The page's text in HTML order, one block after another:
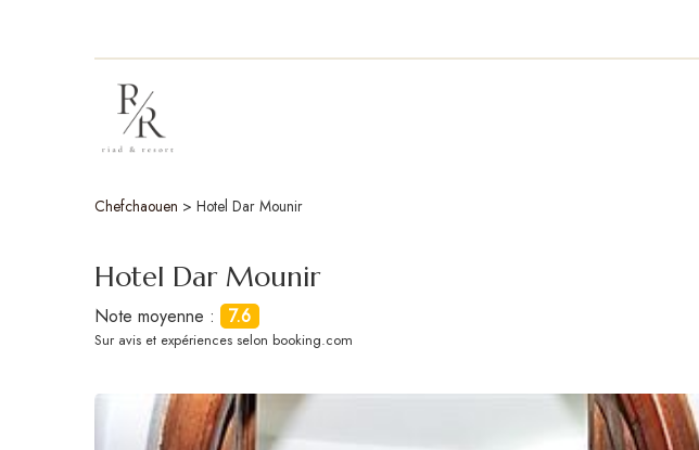
Chefchaouen > Hotel Dar Mounir
Hotel Dar Mounir
Note moyenne : 7.6
Sur avis et expériences selon booking.com